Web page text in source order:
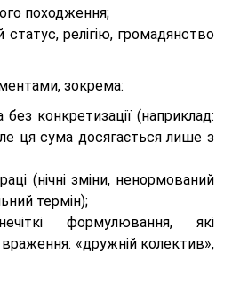
походження;
статус, релігію, громадянство
зокрема:
конкретизації (наприклад:
ця сума досягається лише з
(нічні зміни, ненормований
термін);
формулювання, які
«дружній колектив»,